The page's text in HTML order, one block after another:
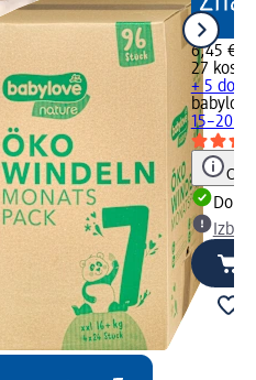
6,45 €
27 kos
+ 5
babylove
15–20